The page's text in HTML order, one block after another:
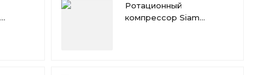
Ротационный
компрессор Siam